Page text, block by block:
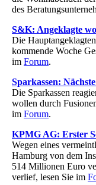
des
S&K: Angeklagte
Die
kommende Woche
im Forum.
Sparkassen:
Die Sparkassen
wollen durch
im Forum.
KPMG AG: Erster
Wegen eines
Hamburg von dem
514 Millionen Euro
verlief, lesen Sie im